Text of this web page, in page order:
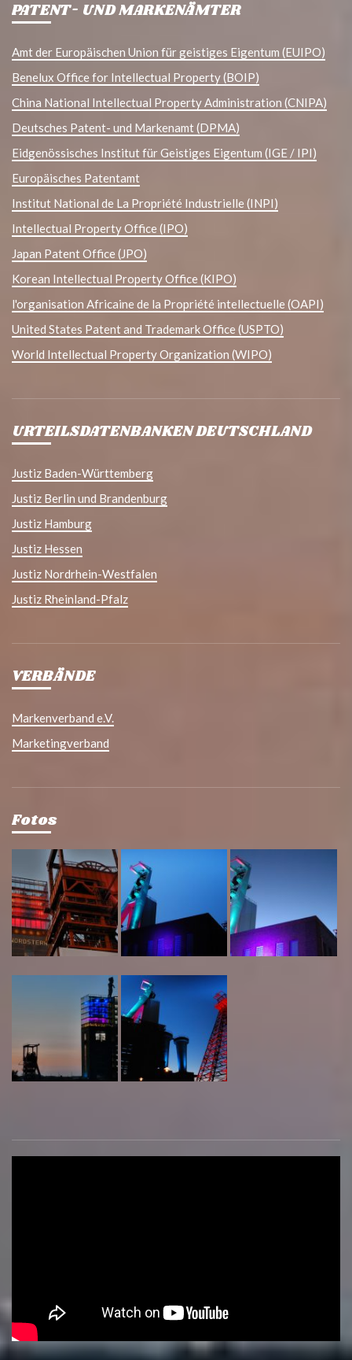
PATENT- UND MARKENÄMTER
Amt der Europäischen Union für geistiges Eigentum (EUIPO)
Benelux Office for Intellectual Property (BOIP)
China National Intellectual Property Administration (CNIPA)
Deutsches Patent- und Markenamt (DPMA)
Eidgenössisches Institut für Geistiges Eigentum (IGE / IPI)
Europäisches Patentamt
Institut National de La Propriété Industrielle (INPI)
Intellectual Property Office (IPO)
Japan Patent Office (JPO)
Korean Intellectual Property Office (KIPO)
l'organisation Africaine de la Propriété intellectuelle (OAPI)
United States Patent and Trademark Office (USPTO)
World Intellectual Property Organization (WIPO)
URTEILSDATENBANKEN DEUTSCHLAND
Justiz Baden-Württemberg
Justiz Berlin und Brandenburg
Justiz Hamburg
Justiz Hessen
Justiz Nordrhein-Westfalen
Justiz Rheinland-Pfalz
VERBÄNDE
Markenverband e.V.
Marketingverband
Fotos